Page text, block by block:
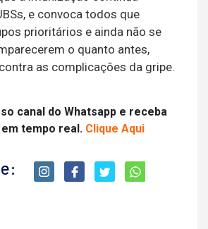
e convoca todos que
prioritários e ainda não se
o quanto antes,
as complicações da gripe.
canal do Whatsapp e receba
tempo real. Clique Aqui